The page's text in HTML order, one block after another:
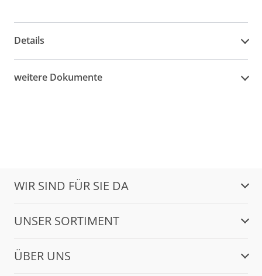
Details
weitere Dokumente
WIR SIND FÜR SIE DA
UNSER SORTIMENT
ÜBER UNS